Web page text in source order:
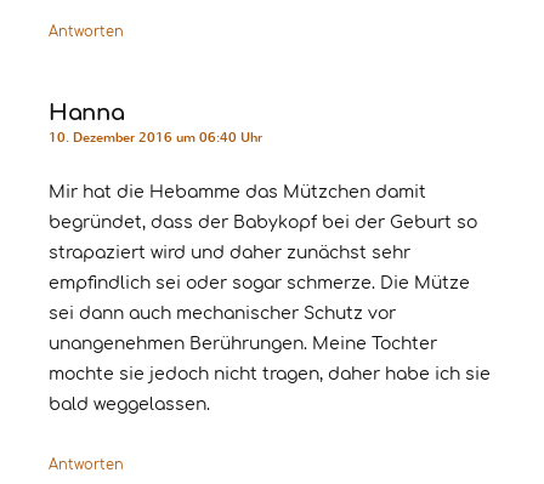
Antworten
Hanna
10. Dezember 2016 um 06:40 Uhr
Mir hat die Hebamme das Mützchen damit
begründet, dass der Babykopf bei der Geburt so
strapaziert wird und daher zunächst sehr
empfindlich sei oder sogar schmerze. Die Mütze
sei dann auch mechanischer Schutz vor
unangenehmen Berührungen. Meine Tochter
mochte sie jedoch nicht tragen, daher habe ich sie
bald weggelassen.
Antworten